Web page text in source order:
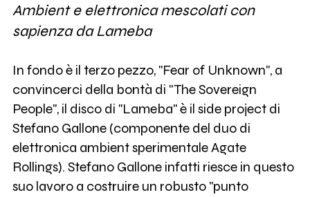
Ambient e elettronica mescolati con
sapienza da Lameba
In fondo è il terzo pezzo, "Fear of Unknown", a
convincerci della bontà di "The Sovereign
People", il disco di "Lameba" è il side project di
Stefano Gallone (componente del duo di
elettronica ambient sperimentale Agate
Rollings). Stefano Gallone infatti riesce in questo
suo lavoro a costruire un robusto "punto